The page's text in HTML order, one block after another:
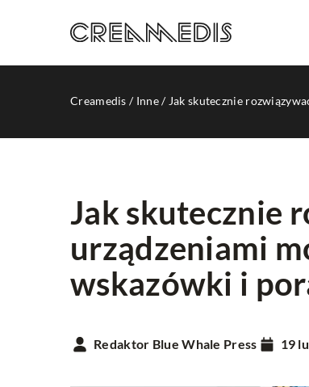
Creamedis / Inne/ Jak skutecznie
Jak skutecznie
urządzeniami
wskazówki i
Redaktor Blue Whale Press 19
REKLAMA